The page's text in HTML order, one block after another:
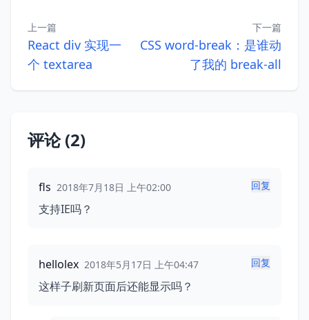
上一篇
React div 实现一
个 textarea
下一篇
CSS word-break：是谁动
了我的 break-all
评论 (2)
fls 2018年7月18日 上午02:00 回复
支持IE吗？
hellolex 2018年5月17日 上午04:47 回复
这样子刷新页面后还能显示吗？